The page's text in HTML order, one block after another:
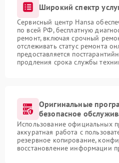
Широкий спектр
Сервисный центр Hansa
по всей РФ, бесплатную
ремонт, включая срочный
отслеживать статус ремонта
предоставляется
продления срока службы
Оригинальные
безопасное
Использование официальных
аккуратная работа с
резервное копирование,
восстановление информации